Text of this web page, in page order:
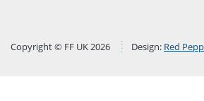
Copyright © FF UK 2026 Design: Red